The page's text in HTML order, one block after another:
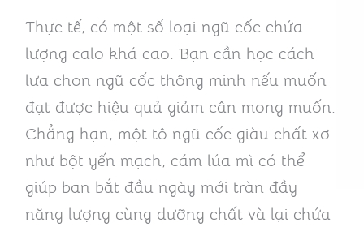
Thực tế, có một số loại ngũ cốc chứa
lượng calo khá cao. Bạn cần học cách
lựa chọn ngũ cốc thông minh nếu muốn
đạt được hiệu quả giảm cân mong muốn.
Chẳng hạn, một tô ngũ cốc giàu chất xơ
như bột yến mạch, cám lúa mì có thể
giúp bạn bắt đầu ngày mới tràn đầy
năng lượng cùng dưỡng chất và lại chứa